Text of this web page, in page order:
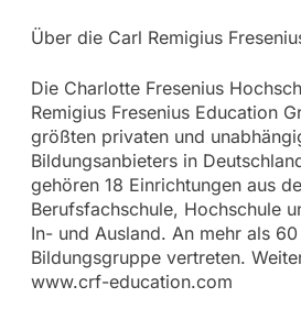
Über die Carl Remigius
Die Charlotte Fresenius
Remigius Fresenius Education
größten privaten und
Bildungsanbieters in
gehören 18 Einrichtungen aus
Berufsfachschule, Hochschule
In- und Ausland. An mehr als
Bildungsgruppe vertreten.
www.crf-education.com